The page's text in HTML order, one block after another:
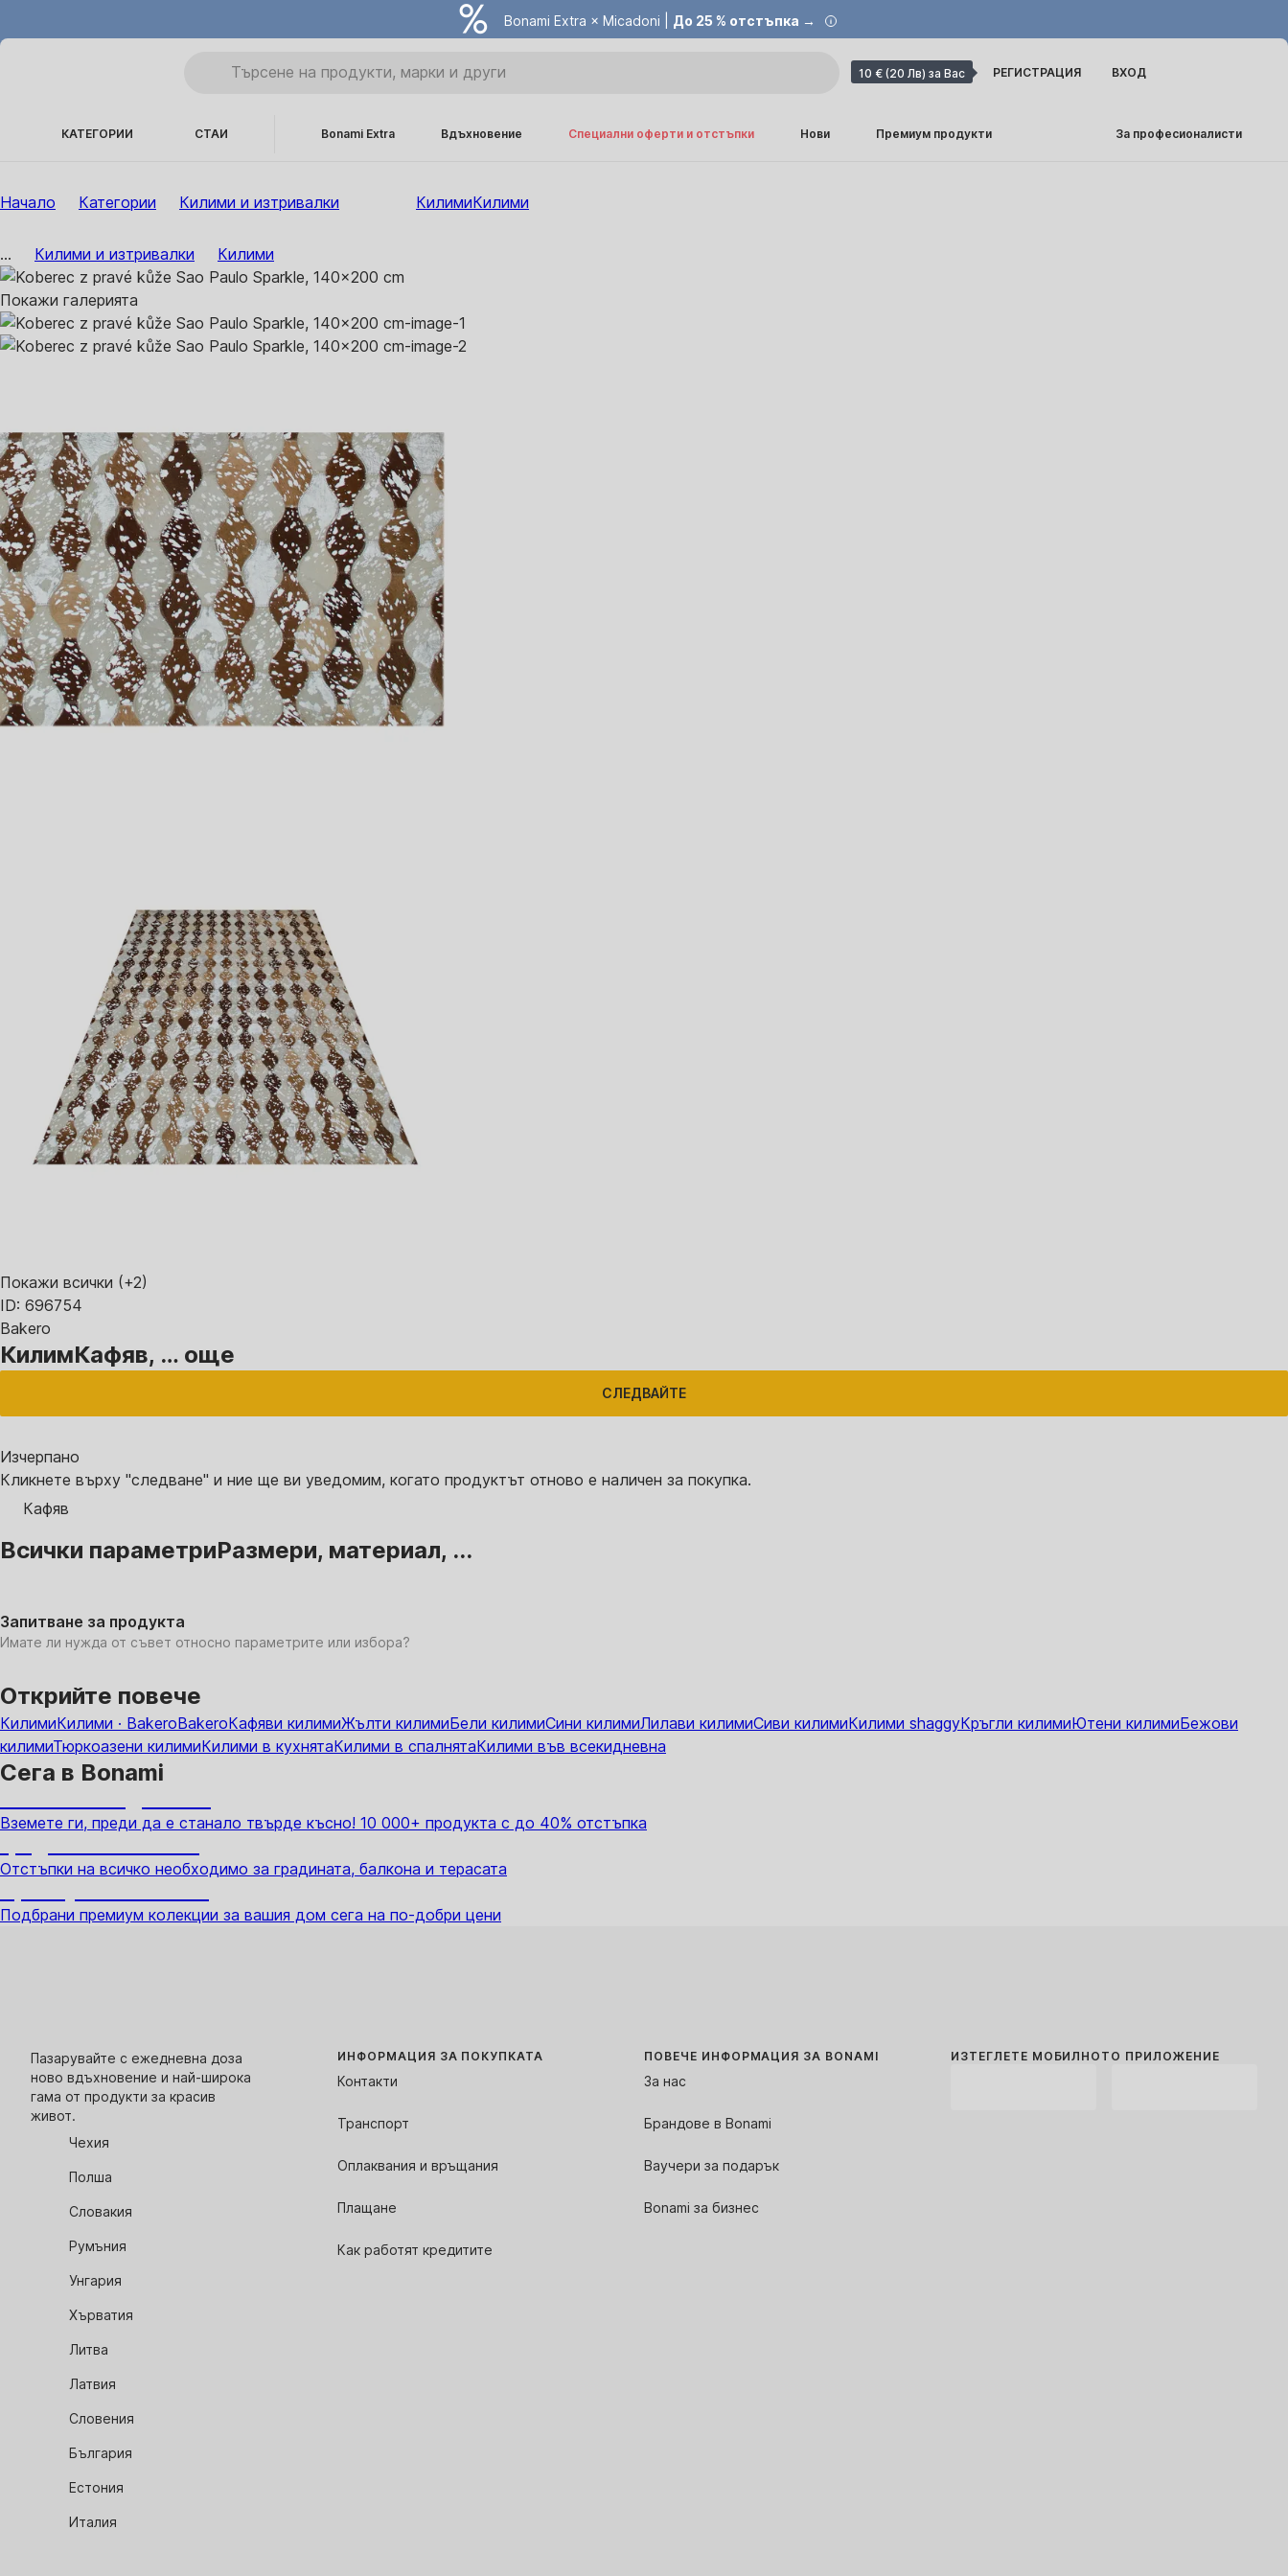
Bonami Extra × Micadoni | До 25 % отстъпка →
10 € (20 Лв) за Вас РЕГИСТРАЦИЯ ВХОД
КАТЕГОРИИ СТАИ Bonami Extra Вдъхновение Специални оферти и отстъпки Нови Премиум продукти За професионалисти
Начало Категории Килими и изтривалки КилимиКилими
... Килими и изтривалки Килими
Покажи галерията
Покажи всички (+2)
ID: 696754
Bakero
КилимКафяв, … още
СЛЕДВАЙТЕ
Изчерпанo
Кликнете върху "следване" и ние ще ви уведомим, когато продуктът отново е наличен за покупка.
Кафяв
Всички параметриРазмери, материал, ...
Запитване за продукта
Имате ли нужда от съвет относно параметрите или избора?
Открийте повече
КилимиКилими · BakeroBakeroКафяви килимиЖълти килимиБели килимиСини килимиЛилави килимиСиви килимиКилими shaggyКръгли килимиЮтени килимиБежови
килимиТюркоазени килимиКилими в кухнятаКилими в спалнятаКилими във всекидневна
Сега в Bonami
Вземете ги, преди да е станало твърде късно! 10 000+ продукта с до 40% отстъпка
Отстъпки на всичко необходимо за градината, балкона и терасата
Подбрани премиум колекции за вашия дом сега на по-добри цени
Пазарувайте с ежедневна доза
ново вдъхновение и най-широка
гама от продукти за красив
живот.
Чехия
Полша
Словакия
Румъния
Унгария
Хърватия
Литва
Латвия
Словения
България
Естония
Италия
ИНФОРМАЦИЯ ЗА ПОКУПКАТА
Контакти
Транспорт
Оплаквания и връщания
Плащане
Как работят кредитите
ПОВЕЧЕ ИНФОРМАЦИЯ ЗА BONAMI
За нас
Брандове в Bonami
Ваучери за подарък
Bonami за бизнес
ИЗТЕГЛЕТЕ МОБИЛНОТО ПРИЛОЖЕНИЕ